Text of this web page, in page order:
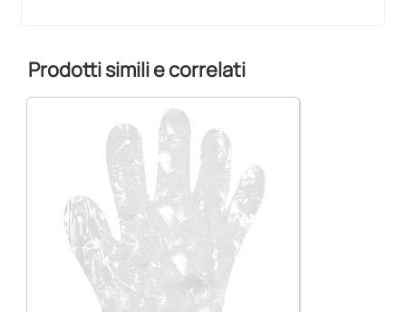
Prodotti simili e correlati